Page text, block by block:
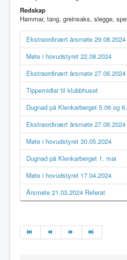
Redskap
Hammar, tang, greinsaks, slegge,
Ekstraordinært årsmøte 29.08.2024
Møte i hovudstyret 22.08.2024
Ekstraordinært årsmøte
Tippemidlar til klubbhuset
Dugnad på Klenkarberget 5.06 og
Ekstraordinært årsmøte 27.06.2024
Møte i hovudstyret 30.05.2024
Dugnad på Klenkarberget 1. mai
Møte i hovudstyret 17.04.2024
Årsmøte 21.03.2024 Referat